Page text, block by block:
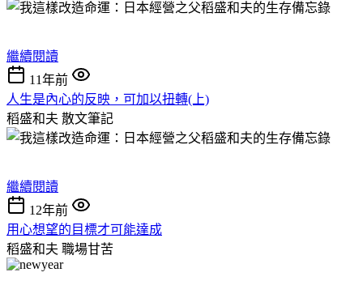
繼續閱讀
11年前
人生是內心的反映，可加以扭轉(上)
稻盛和夫 散文筆記
繼續閱讀
12年前
用心想望的目標才可能達成
稻盛和夫 職場甘苦